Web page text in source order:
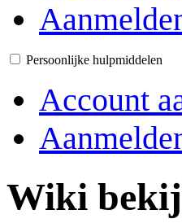
Persoonlijke hulpmiddelen
Account
Wiki